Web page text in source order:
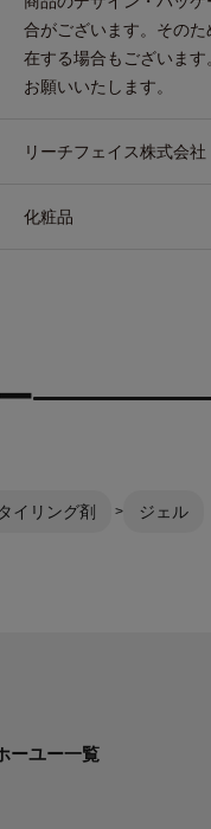
合がございます。その
在する場合もございま
お願いいたします。
リーチフェイス株式会
化粧品
イリング剤 ジェル
ーユー一覧